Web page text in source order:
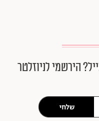
הירשמי לניוזלטר
שלחי